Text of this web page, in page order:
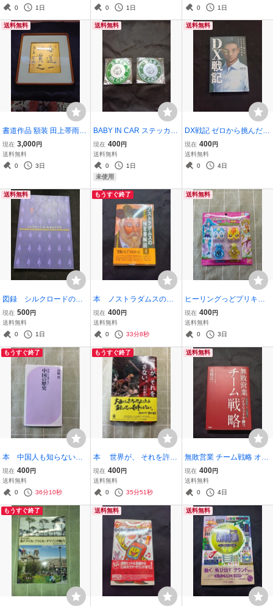
あり0
1日
0
1日
劣化 本体にはカッター
どころ茶色変色あり
0
1日
送料無料
書道作品 額装 田上帯雨
吾道一以貫之 肉筆 金箔色
紙 額入り 真作 全日本
書芸文化院名誉代表 200
現在 3,000円
送料無料
0
3日
送料無料
BABY IN CAR ステッカー
2枚セット 赤ちゃん乗車
中 車用ステッカー 未開
封 袋シワ
現在 400円
送料無料
0
1日
未使用
送料無料
DX戦記 ゼロから挑んだデ
ジタル経営改革ストーリ
ー 中西聖
現在 400円
送料無料
0
4日
送料無料
図録 シルクロードのみ
ほとけたち シルクロード
研究所 1993年 中古
表紙にスレあり
現在 500円
送料無料
0
1日
もうすぐ終了
本 ノストラダムスの預
言書解読 I 池田邦吉 成星
出版 宇宙からの警告 中
古
現在 400円
送料無料
0
33分7秒
送料無料
ヒーリングっどプリキュ
ア 変身エレメントボトル
セット 未開封
現在 400円
送料無料
0
3日
もうすぐ終了
本 中国人も知らない中
国の歴史 島崎晋 中
古 帯なし キズ、スレ
あり
現在 400円
送料無料
0
36分9秒
もうすぐ終了
本 世界が、 それを許さ
ない。 大西健丞著 中古
現在 400円
送料無料
0
35分50秒
送料無料
無敗営業 チーム戦略 オン
ラインとリアル ハイブリ
ッドで勝つ 高橋浩一 中
古 少しスレ、キズあ
現在 400円
送料無料
0
4日
もうすぐ終了 送料無料 送料無料